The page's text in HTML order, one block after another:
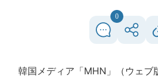
0
韓国メディア「MHN」（ウェブ